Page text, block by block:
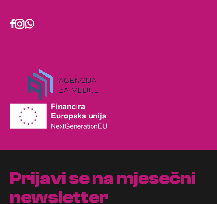
Prijavi se na mjesečni
newsletter